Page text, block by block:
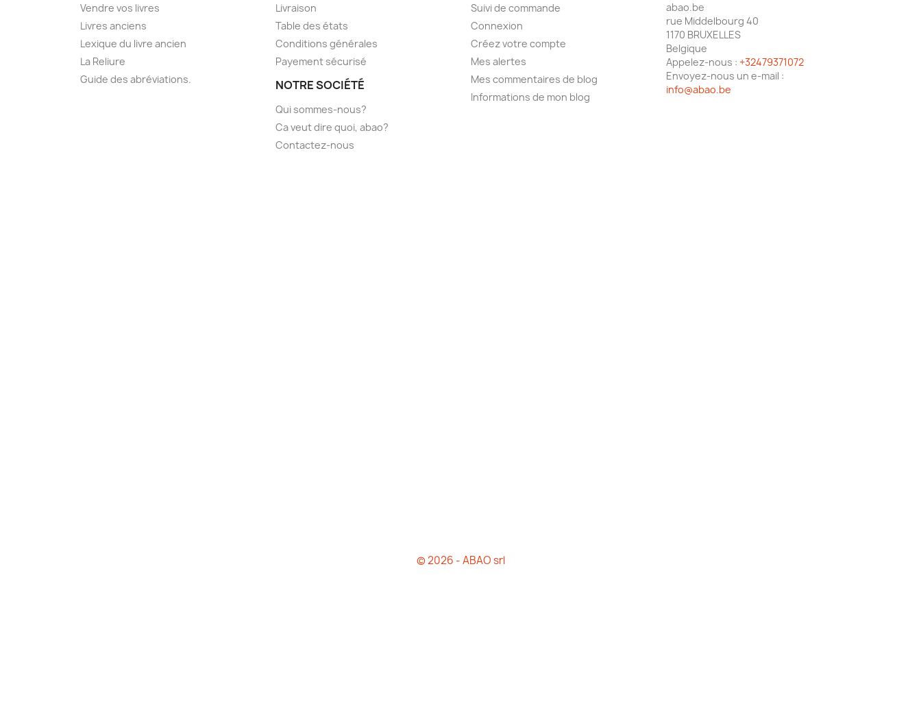
Vendre vos livres
Livres anciens
Lexique du livre ancien
La Reliure
Guide des abréviations.
Livraison
Table des états
Conditions générales
Payement sécurisé
NOTRE SOCIÉTÉ
Qui sommes-nous?
Ca veut dire quoi, abao?
Contactez-nous
Suivi de commande
Connexion
Créez votre compte
Mes alertes
Mes commentaires de blog
Informations de mon blog
abao.be
rue Middelbourg 40
1170 BRUXELLES
Belgique
Appelez-nous : +32479371072
Envoyez-nous un e-mail :
info@abao.be
© 2026 - ABAO srl